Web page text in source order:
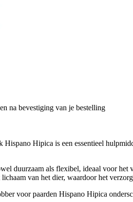
na bevestiging van je bestelling
Hispano Hipica is een essentieel
duurzaam als flexibel, ideaal voor
van het dier, waardoor het
voor paarden Hispano Hipica